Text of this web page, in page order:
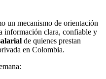
un mecanismo de orientación
información clara, confiable y
de quienes prestan
en Colombia.